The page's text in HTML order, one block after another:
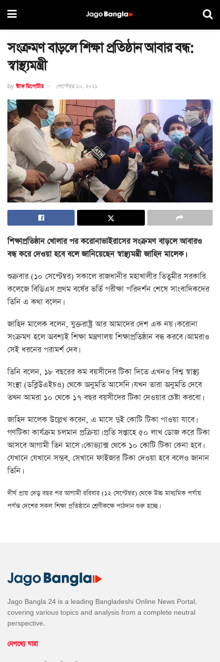
সংক্রমণ বাড়লে শিক্ষা প্রতিষ্ঠান আবার বন্ধ:
স্বাস্থ্যমন্ত্রী
by স্টাফ রিপোর্টার সেপ্টেম্বর ১০, ২০২১
শিক্ষাপ্রতিষ্ঠান খোলার পর করোনাভাইরাসের সংক্রমণ বাড়লে আবারও
বন্ধ করে দেওয়া হবে বলে জানিয়েছেন স্বাস্থ্যমন্ত্রী জাহিদ মালেক।
শুক্রবার (১০ সেপ্টেম্বর) সকালে রাজধানীর মহাখালীর তিতুমীর সরকারি
কলেজে বিডিএস প্রথম বর্ষের ভর্তি পরীক্ষা পরিদর্শন শেষে সাংবাদিকদের
তিনি এ কথা বলেন।
জাহিদ মালেক বলেন, যুক্তরাষ্ট্র আর আমাদের দেশ এক নয়। করোনা
সংক্রমণ হলে অবশ্যই শিক্ষা মন্ত্রণালয় শিক্ষাপ্রতিষ্ঠান বন্ধ করবে। আমরাও
সেই ধরনের পরামর্শ দেব।
তিনি বলেন, ১৮ বছরের কম বয়সীদের টিকা দিতে এখনও বিশ্ব স্বাস্থ্য
সংস্থা (ডব্লিউএইচও) থেকে অনুমতি আসেনি। যখন তারা অনুমতি দেবে
তখন আমরা ১০ থেকে ১৭ বছর বয়সীদের টিকা দেওয়ার চেষ্টা করবো।
জাহিদ মালেক উল্লেখ করেন, এ মাসে দুই কোটি টিকা পাওয়া যাবে।
গণটিকা কার্যক্রম চলমান প্রক্রিয়া। প্রতি সপ্তাহে ৫০ লাখ ডোজ করে টিকা
আসবে আগামী তিন মাসে। কোভ্যাক্স থেকে ১০ কোটি টিকা কেনা হবে।
যেখানে যেখানে সম্ভব, সেখানে ফাইজার টিকা দেওয়া হবে বলেও জানান
তিনি।
দীর্ঘ প্রায় দেড় বছর পর আগামী রবিবার (১২ সেপ্টেম্বর) থেকে উচ্চ মাধ্যমিক পর্যায়
পর্যন্ত দেশের সকল শিক্ষা প্রতিষ্ঠানে শ্রেণীকক্ষে পাঠদান শুরু হচ্ছে।
Jago Bangla 24 is a leading Bangladeshi Online News Portal,
covering various topics and analysis from a complete neutral
perspective.
নেপথ্যে যারা